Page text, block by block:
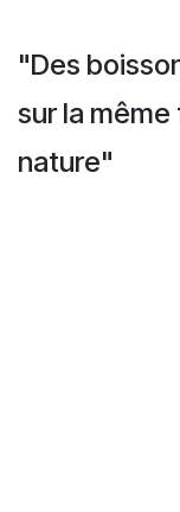
"Des
sur la
nature"